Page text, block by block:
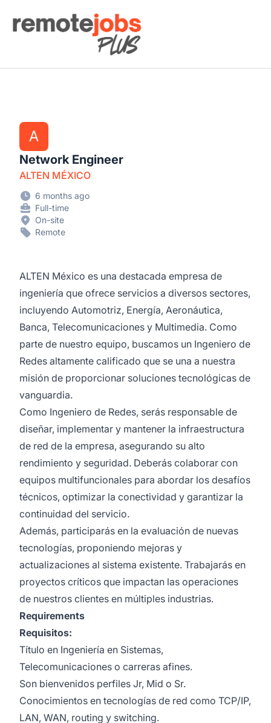
Remote Jobs Plus
A
Network Engineer
ALTEN MÉXICO
6 months ago
Full-time
On-site
Remote
ALTEN México es una destacada empresa de
ingeniería que ofrece servicios a diversos sectores,
incluyendo Automotriz, Energía, Aeronáutica,
Banca, Telecomunicaciones y Multimedia. Como
parte de nuestro equipo, buscamos un Ingeniero de
Redes altamente calificado que se una a nuestra
misión de proporcionar soluciones tecnológicas de
vanguardia.
Como Ingeniero de Redes, serás responsable de
diseñar, implementar y mantener la infraestructura
de red de la empresa, asegurando su alto
rendimiento y seguridad. Deberás colaborar con
equipos multifuncionales para abordar los desafíos
técnicos, optimizar la conectividad y garantizar la
continuidad del servicio.
Además, participarás en la evaluación de nuevas
tecnologías, proponiendo mejoras y
actualizaciones al sistema existente. Trabajarás en
proyectos críticos que impactan las operaciones
de nuestros clientes en múltiples industrias.
Requirements
Requisitos:
Título en Ingeniería en Sistemas,
Telecomunicaciones o carreras afines.
Son bienvenidos perfiles Jr, Mid o Sr.
Conocimientos en tecnologías de red como TCP/IP,
LAN, WAN, routing y switching.